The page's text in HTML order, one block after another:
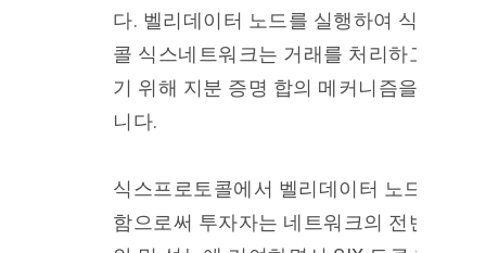
다. 벨리데이터 노드를 실행하여 식스프로
콜 식스네트워크는 거래를 처리하고 검증
기 위해 지분 증명 합의 메커니즘을 사용합
니다.
식스프로토콜에서 벨리데이터 노드를 실
함으로써 투자자는 네트워크의 전반적인